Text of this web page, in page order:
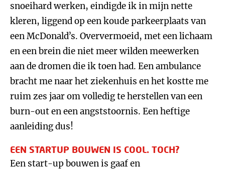
snoeihard werken, eindigde ik in mijn nette
kleren, liggend op een koude parkeerplaats van
een McDonald’s. Oververmoeid, met een lichaam
en een brein die niet meer wilden meewerken
aan de dromen die ik toen had. Een ambulance
bracht me naar het ziekenhuis en het kostte me
ruim zes jaar om volledig te herstellen van een
burn-out en een angststoornis. Een heftige
aanleiding dus!
EEN STARTUP BOUWEN IS COOL. TOCH?
Een start-up bouwen is gaaf en